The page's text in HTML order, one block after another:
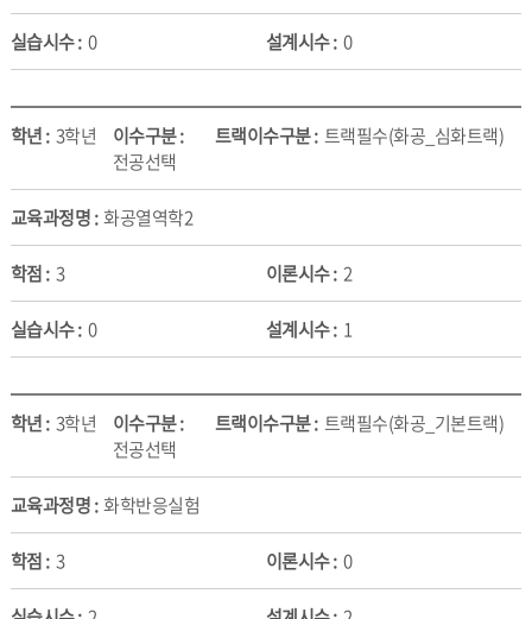
0 0
3학년
전공선택
트랙필수(화공_심화트랙)
화공열역학2
3 2
0 1
3학년
전공선택
트랙필수(화공_기본트랙)
화학반응실험
3 0